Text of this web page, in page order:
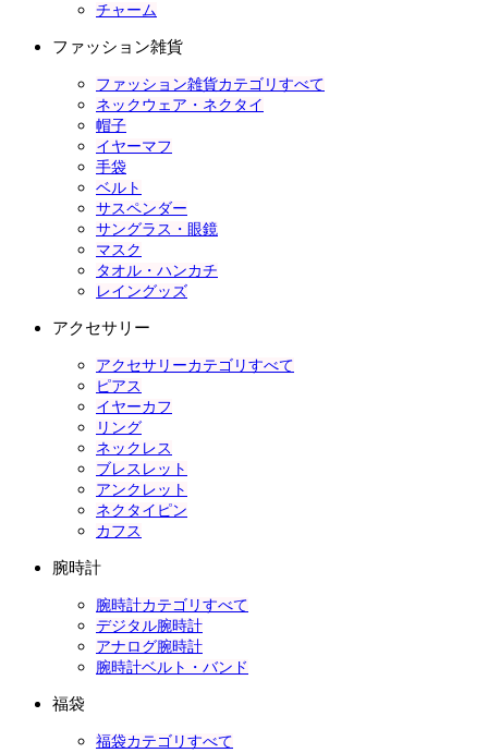
チャーム
ファッション雑貨
ファッション雑貨カテゴリすべて
ネックウェア・ネクタイ
帽子
イヤーマフ
手袋
ベルト
サスペンダー
サングラス・眼鏡
マスク
タオル・ハンカチ
レイングッズ
アクセサリー
アクセサリーカテゴリすべて
ピアス
イヤーカフ
リング
ネックレス
ブレスレット
アンクレット
ネクタイピン
カフス
腕時計
腕時計カテゴリすべて
デジタル腕時計
アナログ腕時計
腕時計ベルト・バンド
福袋
福袋カテゴリすべて